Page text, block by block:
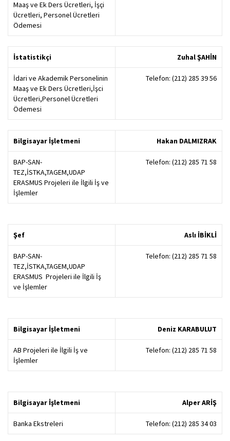
Maaş ve Ek Ders Ücretleri, İşçi
Ücretleri, Personel Ücretleri
Ödemesi
İstatistikçi Zuhal ŞAHİN
İdari ve Akademik Personelinin
Maaş ve Ek Ders Ücretleri,İşci
Ücretleri,Personel Ücretleri
Ödemesi
Telefon: (212) 285 39 56
Bilgisayar İşletmeni Hakan DALMIZRAK
BAP-SAN-
TEZ,İSTKA,TAGEM,UDAP
ERASMUS Projeleri ile İlgili İş ve
İşlemler
Telefon: (212) 285 71 58
Şef Aslı İBİKLİ
BAP-SAN-
TEZ,İSTKA,TAGEM,UDAP
ERASMUS Projeleri ile İlgili İş
ve İşlemler
Telefon: (212) 285 71 58
Bilgisayar İşletmeni Deniz KARABULUT
AB Projeleri ile İlgili İş ve
İşlemler
Telefon: (212) 285 71 58
Bilgisayar İşletmeni Alper ARİŞ
Banka Ekstreleri Telefon: (212) 285 34 03